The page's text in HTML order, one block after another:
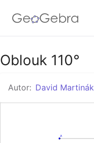
Google Classroom
GeoGebra Třída
Oblouk 110°
Autor: David Martinák